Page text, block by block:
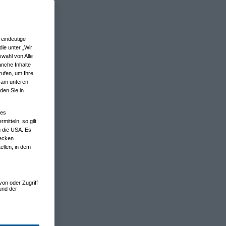
unter „Wir
von Alle
Inhalte
um Ihre
unteren
Sie in
so gilt
die USA. Es
in dem
oder Zugriff
der